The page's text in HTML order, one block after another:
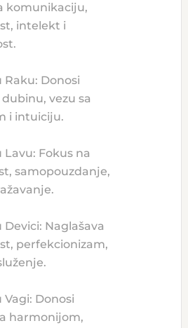
komunikaciju,
intelekt i
Raku: Donosi
vezu sa
i intuiciju.
Fokus na
samopouzdanje,
Naglašava
perfekcionizam,
Donosi
harmonijom,